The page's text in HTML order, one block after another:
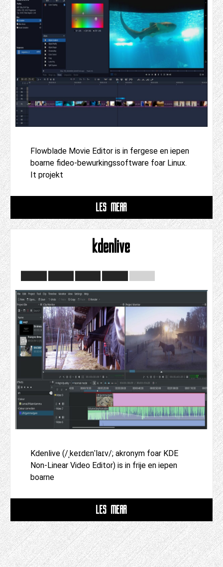
Flowblade Movie Editor is in fergese en iepen
boarne fideo-bewurkingssoftware foar Linux.
It projekt
LÊS MEAR
kdenlive
Kdenlive (/ˌkeɪdɛnˈlaɪv/; akronym foar KDE
Non-Linear Video Editor) is in frije en iepen
boarne
LÊS MEAR